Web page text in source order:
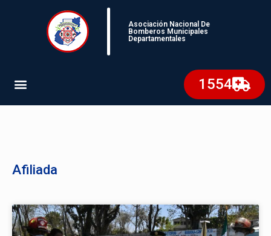
Asociación Nacional De
Bomberos Municipales
Departamentales
1554
Afiliada